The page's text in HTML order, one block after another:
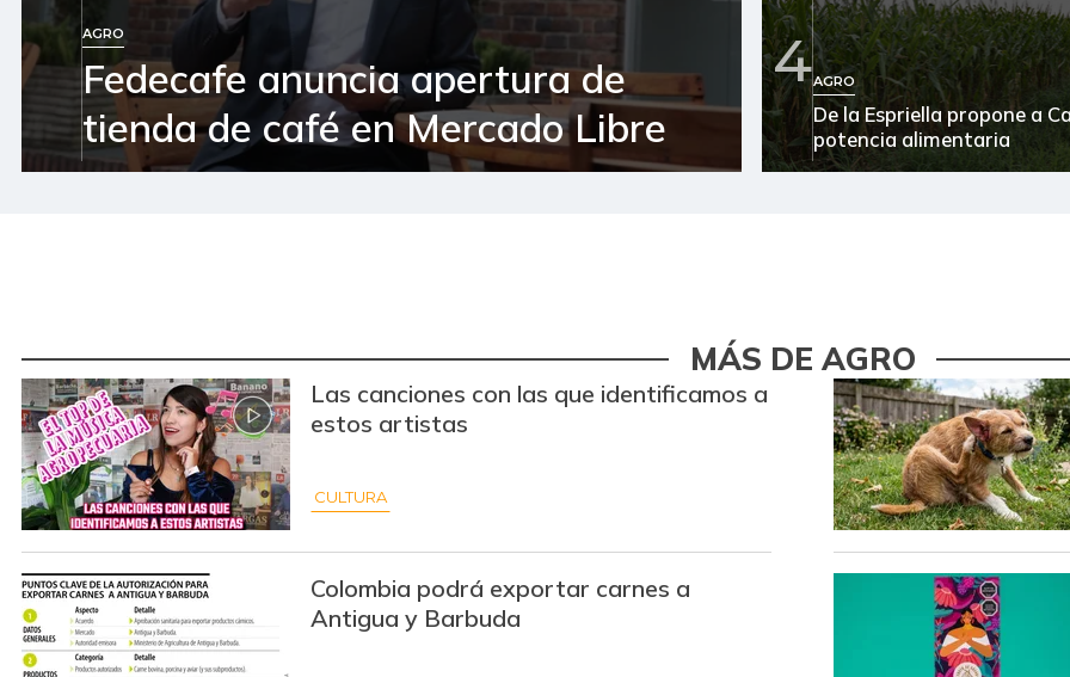
Apio
Arracacha amarilla
Arracacha blanca
Arroz de primera
Arroz de segunda
Arroz paddy verde
Arveja amarilla seca
AGRO
Fedecafe anuncia apertura de
tienda de café en Mercado Libre
4AGRO
De la Espriella propone a
potencia alimentaria
MÁS DE AGRO
Las canciones con las que identificamos a
estos artistas
CULTURA
Colombia podrá exportar carnes a
Antigua y Barbuda